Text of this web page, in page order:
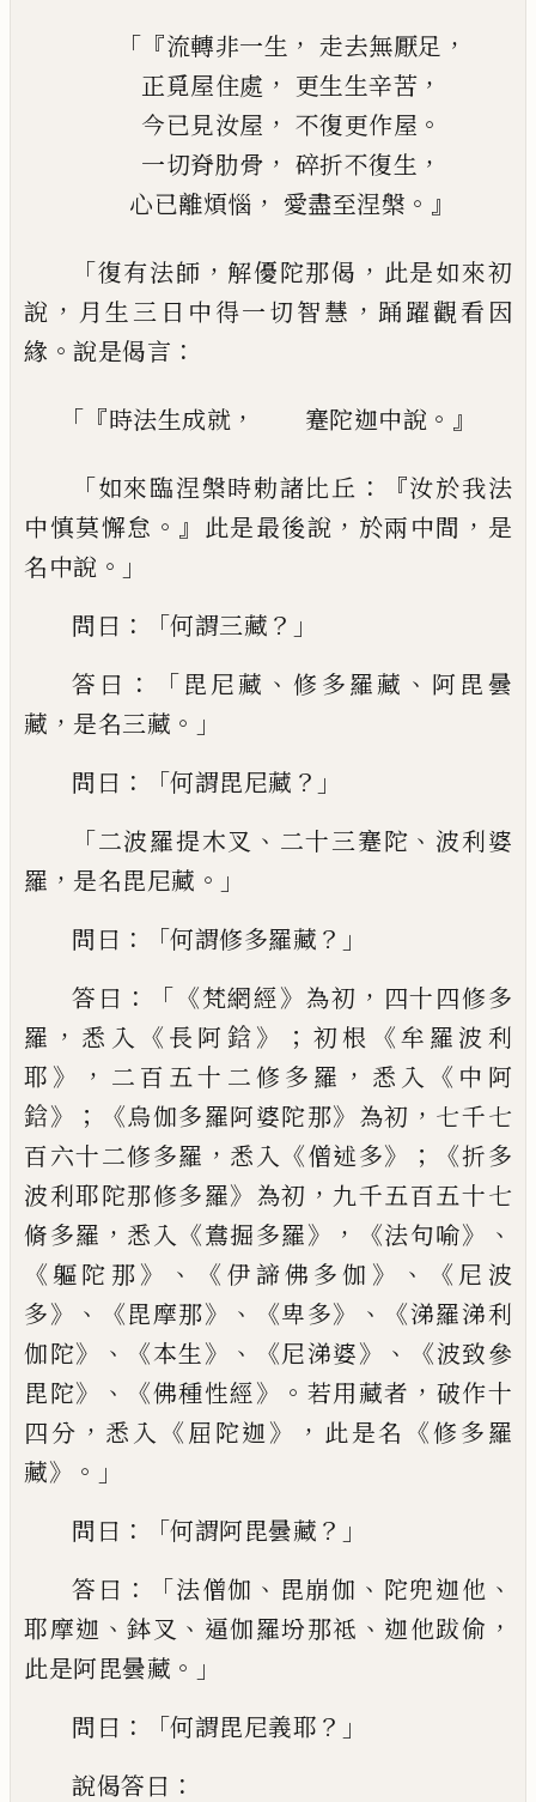
「『流轉非一生 ， 走去無厭足 ，
正覓屋住處 ， 更生生辛苦 ，
今已見汝屋 ， 不復更作屋 。
一切脊肋骨 ， 碎折不復生 ，
心已離煩惱 ， 愛盡至涅槃 。』
「復有法師 ， 解優陀那偈 ， 此是如來初
說 ， 月生三日中得一切智慧 ，踊躍觀看因
緣 。 說是偈言 ：
「『時法生成就 ， 蹇陀迦中說 。』
「如來臨涅槃時勅諸比丘 ：『汝於我法
中慎莫懈怠 。』 此是最後說 ， 於兩中間 ， 是
名中說 。」
問曰 ：「何謂三藏 ？」
答曰 ：「 毘尼藏 、修多羅藏 、 阿 毘曇
藏 ， 是名三藏 。」
問曰 ：「何謂毘尼藏 ？」
「二波羅提木叉 、 二十三蹇陀 、 波利婆
羅 ， 是名毘尼藏 。」
問曰 ：「何謂修多羅藏 ？」
答曰 ：「《梵網經》 為初 ， 四十四修多
羅 ， 悉入 《 長阿鋡》； 初根 《牟羅波 利
耶 》， 二百五十二修多羅 ， 悉入 《 中阿
鋡》；《烏伽多羅阿婆陀那》 為初 ， 七千七
百六十二修多羅 ， 悉入 《僧述多》；《折多
波利耶陀那修多羅》 為初 ， 九千五百五十七
脩多羅 ， 悉入 《鴦掘多羅》，《法句喻》、
《 軀陀那》、《 伊諦佛多伽 》、《 尼波
多》、 《毘摩那》、《卑多》、《涕羅涕利
伽陀》、《本生》、《尼涕婆》、《波致參
毘陀》、《佛種性經》。 若用藏者 ， 破作十
四分 ， 悉入 《 屈陀迦》， 此是名 《修多羅
藏》。」
問曰 ：「何謂阿毘曇藏 ？」
答曰 ：「法僧伽 、 毘崩伽 、 陀兜迦他 、
耶摩迦 、鉢叉 、 逼伽羅坋那祗 、 迦他跋偷 ，
此是阿毘曇藏 。」
問曰 ：「何謂毘尼義耶 ？」
說偈答曰 ：